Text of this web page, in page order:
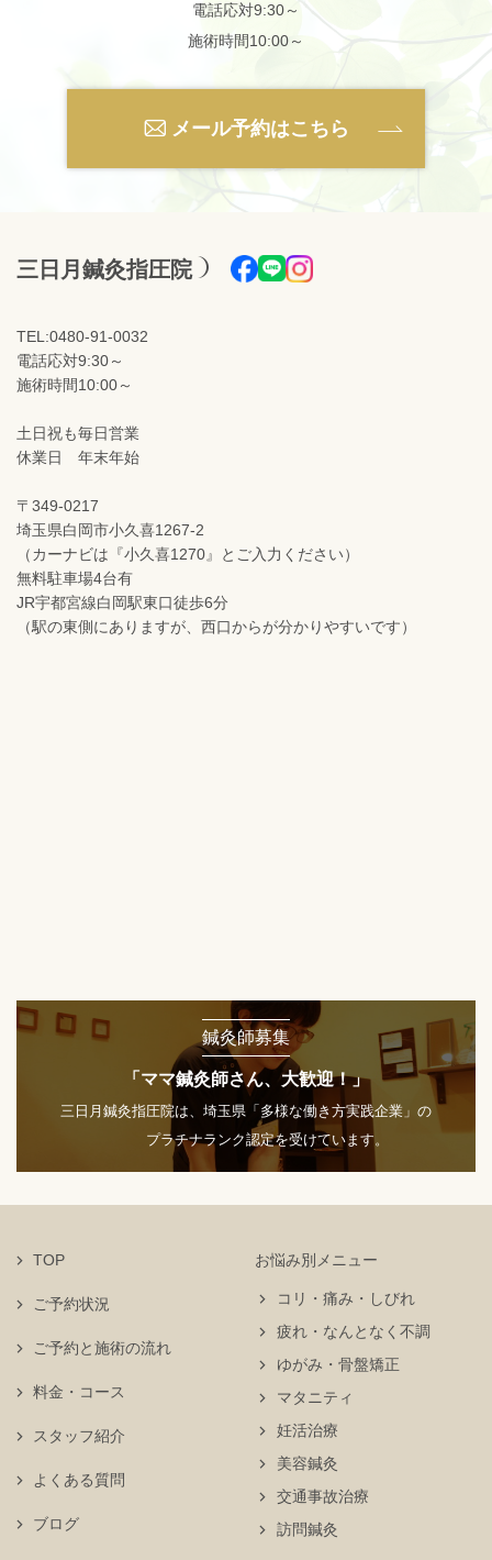
電話応対9:30～
施術時間10:00～
メール予約はこちら
三日月鍼灸指圧院
TEL:0480-91-0032
電話応対9:30～
施術時間10:00～
土日祝も毎日営業
休業日 年末年始
〒349-0217
埼玉県白岡市小久喜1267-2
（カーナビは『小久喜1270』とご入力ください）
無料駐車場4台有
JR宇都宮線白岡駅東口徒歩6分
（駅の東側にありますが、西口からが分かりやすいです）
鍼灸師募集
「ママ鍼灸師さん、大歓迎！」
三日月鍼灸指圧院は、埼玉県「多様な働き方実践企業」の
プラチナランク認定を受けています。
TOP
ご予約状況
お悩み別メニュー
コリ・痛み・しびれ
疲れ・なんとなく不調
ゆがみ・骨盤矯正
マタニティ
妊活治療
美容鍼灸
交通事故治療
訪問鍼灸
ご予約と施術の流れ
料金・コース
スタッフ紹介
よくある質問
ブログ